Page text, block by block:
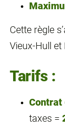
Cette règle
Vieux‑Hull et
Tarifs :
Contrat
taxes =